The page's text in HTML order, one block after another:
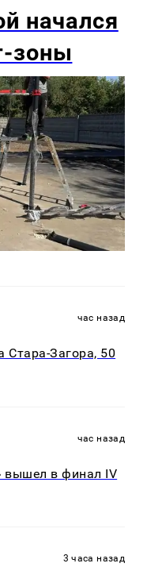
начался
зоны
час назад
Стара-Загора, 50
час назад
вышел в финал IV
3 часа назад